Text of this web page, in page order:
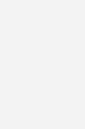
nächsten
möglich.
sowie zu
nach